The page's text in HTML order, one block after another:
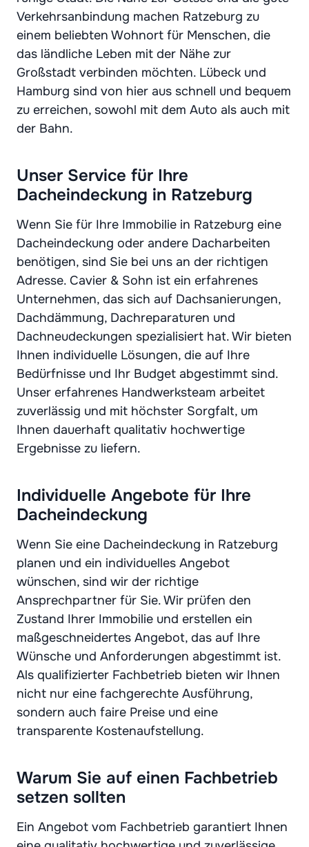
Verkehrsanbindung machen Ratzeburg zu
einem beliebten Wohnort für Menschen, die
das ländliche Leben mit der Nähe zur
Großstadt verbinden möchten. Lübeck und
Hamburg sind von hier aus schnell und bequem
zu erreichen, sowohl mit dem Auto als auch mit
der Bahn.
Unser Service für Ihre
Dacheindeckung in Ratzeburg
Wenn Sie für Ihre Immobilie in Ratzeburg eine
Dacheindeckung oder andere Dacharbeiten
benötigen, sind Sie bei uns an der richtigen
Adresse. Cavier & Sohn ist ein erfahrenes
Unternehmen, das sich auf Dachsanierungen,
Dachdämmung, Dachreparaturen und
Dachneudeckungen spezialisiert hat. Wir bieten
Ihnen individuelle Lösungen, die auf Ihre
Bedürfnisse und Ihr Budget abgestimmt sind.
Unser erfahrenes Handwerksteam arbeitet
zuverlässig und mit höchster Sorgfalt, um
Ihnen dauerhaft qualitativ hochwertige
Ergebnisse zu liefern.
Individuelle Angebote für Ihre
Dacheindeckung
Wenn Sie eine Dacheindeckung in Ratzeburg
planen und ein individuelles Angebot
wünschen, sind wir der richtige
Ansprechpartner für Sie. Wir prüfen den
Zustand Ihrer Immobilie und erstellen ein
maßgeschneidertes Angebot, das auf Ihre
Wünsche und Anforderungen abgestimmt ist.
Als qualifizierter Fachbetrieb bieten wir Ihnen
nicht nur eine fachgerechte Ausführung,
sondern auch faire Preise und eine
transparente Kostenaufstellung.
Warum Sie auf einen Fachbetrieb
setzen sollten
Ein Angebot vom Fachbetrieb garantiert Ihnen